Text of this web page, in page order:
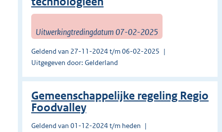
Uitwerkingtredingdatum 07-02-2025
Geldend van 27-11-2024 t/m 06-02-2025
Uitgegeven door: Gelderland
Gemeenschappelijke regeling Regio
Foodvalley
Geldend van 01-12-2024 t/m heden